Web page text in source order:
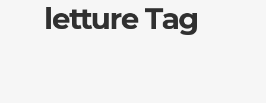
letture Tag